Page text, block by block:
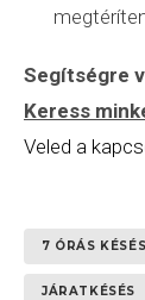
Segítségre
Keress
Veled a
7 ÓRÁS KÉSÉS
JÁRATKÉSÉS